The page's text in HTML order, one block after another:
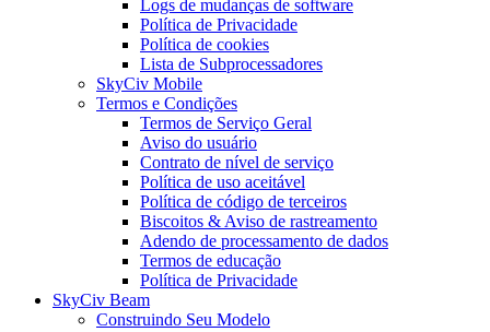
Logs de mudanças de software
Política de Privacidade
Política de cookies
Lista de Subprocessadores
SkyCiv Mobile
Termos e Condições
Termos de Serviço Geral
Aviso do usuário
Contrato de nível de serviço
Política de uso aceitável
Política de código de terceiros
Biscoitos & Aviso de rastreamento
Adendo de processamento de dados
Termos de educação
Política de Privacidade
SkyCiv Beam
Construindo Seu Modelo